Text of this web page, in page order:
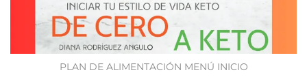
PLAN DE ALIMENTACIÓN MENÚ INICIO